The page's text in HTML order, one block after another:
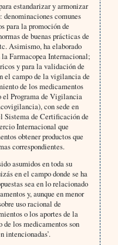
estandarizar y armonizar
comunes
para la promoción de
de buenas prácticas de
Asimismo, ha elaborado
Farmacopea Internacional;
y para la validación de
el campo de la vigilancia de
de los medicamentos
el Programa de Vigilancia
con sede en
Sistema de Certificación de
Internacional que
obtener productos que
correspondientes.
asumidos en toda su
en el campo donde se ha
sea en lo relacionado
y, aunque en menor
uso racional de
o los aportes de la
los medicamentos son
intencionadas’.